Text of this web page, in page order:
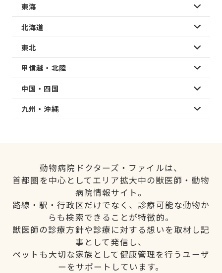
東海
北海道
東北
甲信越・北陸
中国・四国
九州・沖縄
動物病院ドクターズ・ファイルは、
首都圏を中心としてエリア拡大中の獣医師・動物
病院情報サイト。
路線・駅・行政区だけでなく、診療可能な動物か
らも検索できることが特徴的。
獣医師の診療方針や診療に対する想いを取材し記
事として発信し、
ペットも大切な家族として健康管理を行うユーザ
ーをサポートしています。